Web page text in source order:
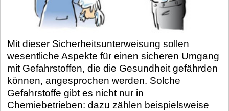
Mit dieser Sicherheitsunterweisung sollen
wesentliche Aspekte für einen sicheren Umgang
mit Gefahrstoffen, die die Gesundheit gefährden
können, angesprochen werden. Solche
Gefahrstoffe gibt es nicht nur in
Chemiebetrieben: dazu zählen beispielsweise